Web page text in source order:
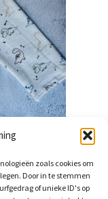
zoals cookies om
Door in te stemmen
of unieke ID's op
op
de
productpagina